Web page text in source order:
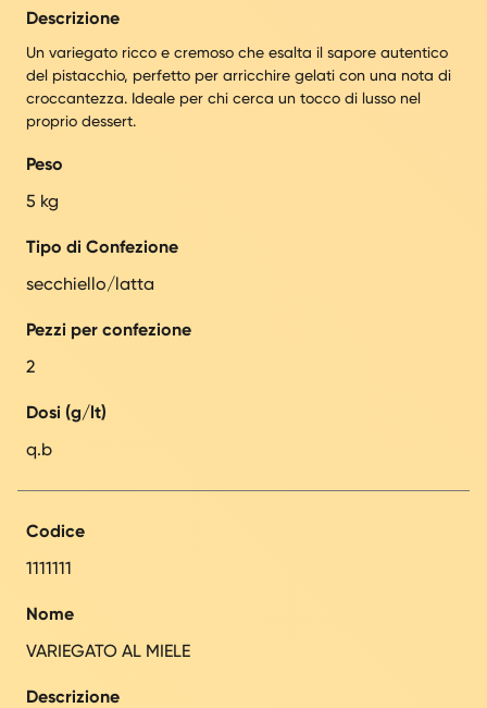
Descrizione
Un variegato ricco e cremoso che esalta il sapore autentico
del pistacchio, perfetto per arricchire gelati con una nota di
croccantezza. Ideale per chi cerca un tocco di lusso nel
proprio dessert.
Peso
5 kg
Tipo di Confezione
secchiello/latta
Pezzi per confezione
2
Dosi (g/lt)
q.b
Codice
1111111
Nome
VARIEGATO AL MIELE
Descrizione